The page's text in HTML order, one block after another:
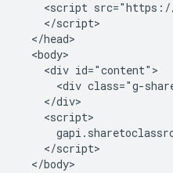
<script
    </script>
  </head>
  <body>
    <div id="content">
<div class="g-
    </div>
    <script>
    </script>
  </body>